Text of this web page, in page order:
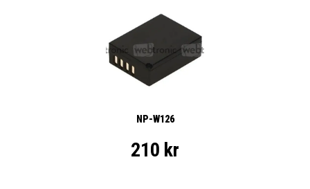
NP-W126
210 kr